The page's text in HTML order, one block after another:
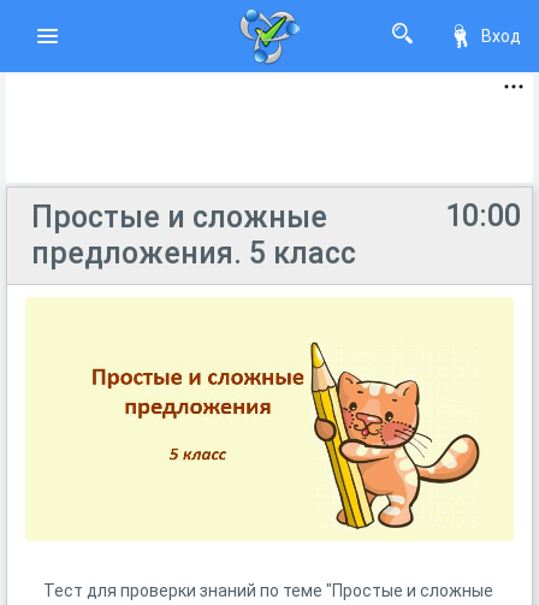
Вход
10:00
Простые и сложные
предложения. 5 класс
Тест для проверки знаний по теме "Простые и сложные